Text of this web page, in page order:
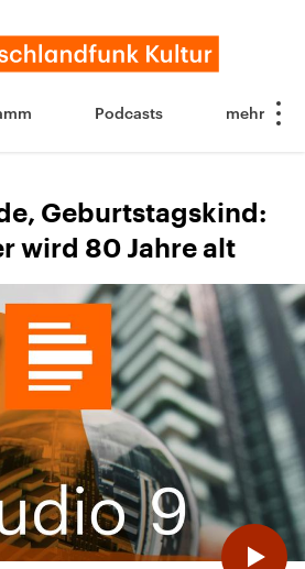
Podcasts
Geburtstagskind:
wird 80 Jahre alt